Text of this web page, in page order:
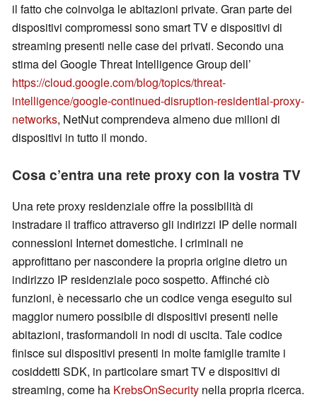
il fatto che coinvolga le abitazioni private. Gran parte dei
dispositivi compromessi sono smart TV e dispositivi di
streaming presenti nelle case dei privati. Secondo una
stima del Google Threat Intelligence Group dell’
https://cloud.google.com/blog/topics/threat-
intelligence/google-continued-disruption-residential-proxy-
networks, NetNut comprendeva almeno due milioni di
dispositivi in tutto il mondo.
Cosa c’entra una rete proxy con la vostra TV
Una rete proxy residenziale offre la possibilità di
instradare il traffico attraverso gli indirizzi IP delle normali
connessioni Internet domestiche. I criminali ne
approfittano per nascondere la propria origine dietro un
indirizzo IP residenziale poco sospetto. Affinché ciò
funzioni, è necessario che un codice venga eseguito sul
maggior numero possibile di dispositivi presenti nelle
abitazioni, trasformandoli in nodi di uscita. Tale codice
finisce sui dispositivi presenti in molte famiglie tramite i
cosiddetti SDK, in particolare smart TV e dispositivi di
streaming, come ha KrebsOnSecurity nella propria ricerca.